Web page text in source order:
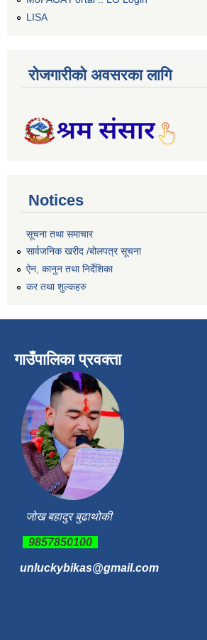
LISA
रोजगारीको अवसरका लागि
Notices
सूचना तथा समाचार
सार्वजनिक खरीद /बोलपत्र सूचना
ऐन, कानुन तथा निर्देशिका
कर तथा शुल्कहरु
गाउँपालिका प्रवक्ता
जोख बहादुर बुढाथोकी
9857850100
unluckybikas@gmail.com